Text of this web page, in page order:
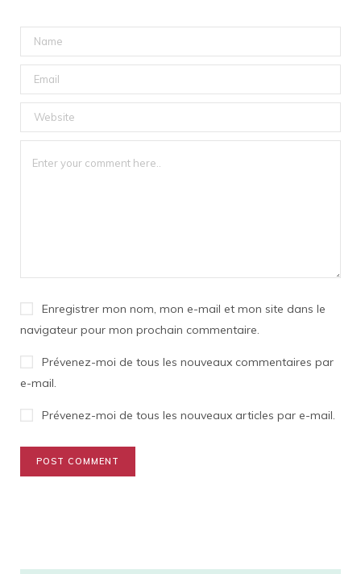
Enregistrer mon nom, mon e-mail et mon site dans le
navigateur pour mon prochain commentaire.
Prévenez-moi de tous les nouveaux commentaires par
e-mail.
Prévenez-moi de tous les nouveaux articles par e-mail.